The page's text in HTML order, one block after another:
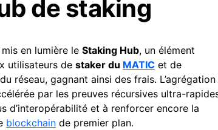
de staking
en lumière le Staking Hub, un élément
utilisateurs de staker du MATIC et de
réseau, gagnant ainsi des frais. L’agrégation
par les preuves récursives ultra-
d’interopérabilité et à renforcer encore la
blockchain de premier plan.